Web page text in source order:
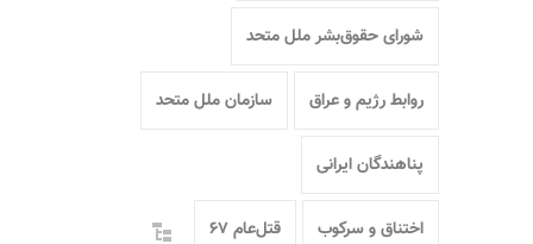
شورای حقوق‌بشر ملل متحد
روابط رژیم و عراق سازمان ملل متحد
پناهندگان ایرانی
اختناق و سرکوب قتل‌عام ۶۷